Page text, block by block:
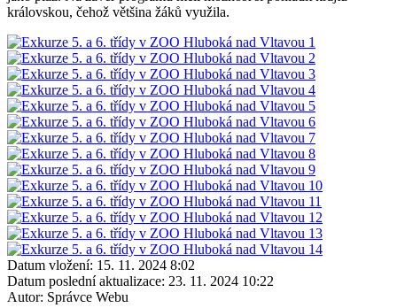
královskou, čehož většina žáků využila.
Datum vložení: 15. 11. 2024 8:02
Datum poslední aktualizace: 23. 11. 2024 10:22
Autor: Správce Webu